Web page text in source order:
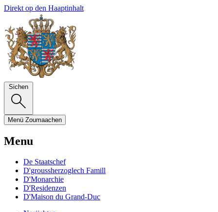
Direkt op den Haaptinhalt
Sichen
Menü Zoumaachen
Menu
De Staatschef
D'groussherzoglech Famill
D'Monarchie
D'Residenzen
D'Maison du Grand-Duc